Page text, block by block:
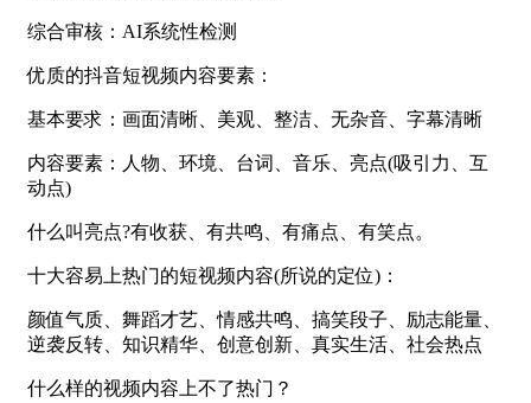
综合审核：AI系统性检测
优质的抖音短视频内容要素：
基本要求：画面清晰、美观、整洁、无杂音、字幕清晰
内容要素：人物、环境、台词、音乐、亮点(吸引力、互
动点)
什么叫亮点?有收获、有共鸣、有痛点、有笑点。
十大容易上热门的短视频内容(所说的定位)：
颜值气质、舞蹈才艺、情感共鸣、搞笑段子、励志能量、
逆袭反转、知识精华、创意创新、真实生活、社会热点
什么样的视频内容上不了热门？